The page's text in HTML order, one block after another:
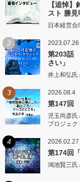
【追悼
スト 勝見
日本経営
2 2023.07.26
第203話
さい」
井上和弘氏
3 2026.08.4
第147回
児玉尚彦
プロジェ
4 2026.02.27
第174回
鴻池賢三